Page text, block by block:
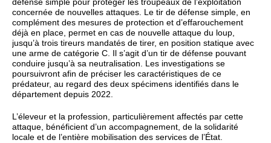
défense simple pour protéger les troupeaux de l’exploitation
concernée de nouvelles attaques. Le tir de défense simple, en
complément des mesures de protection et d’effarouchement
déjà en place, permet en cas de nouvelle attaque du loup,
jusqu’à trois tireurs mandatés de tirer, en position statique avec
une arme de catégorie C. Il s’agit d’un tir de défense pouvant
conduire jusqu’à sa neutralisation. Les investigations se
poursuivront afin de préciser les caractéristiques de ce
prédateur, au regard des deux spécimens identifiés dans le
département depuis 2022.
L’éleveur et la profession, particulièrement affectés par cette
attaque, bénéficient d’un accompagnement, de la solidarité
locale et de l’entière mobilisation des services de l’État.